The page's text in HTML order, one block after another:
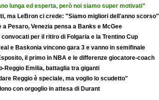
lunga ed esperta, però noi siamo super motivati”
ma LeBron ci crede: "Siamo migliori dell'anno scorso"
a Pesaro, Venezia pensa a Banks e McGee
convocati per il ritiro di Folgaria e la Trentino Cup
e Baskonia vincono gara 3 e vanno in semifinale
il primo in NBA e le differenze giocatore-coach
Reggio Emilia, battaglia tra giganti
Reggio è speciale, ma voglio lo scudetto"
con orgoglio in attesa di Durant